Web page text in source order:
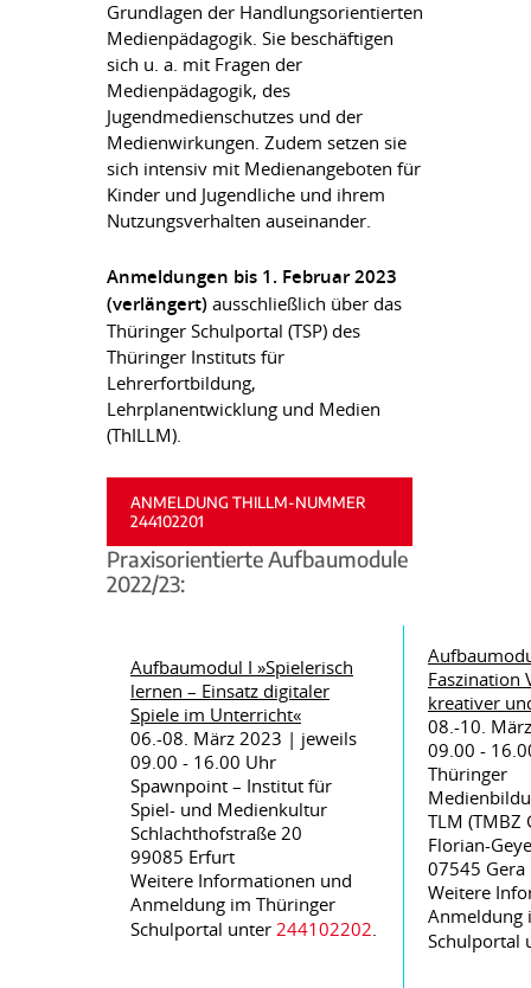
Grundlagen der Handlungsorientierten
Medienpädagogik. Sie beschäftigen
sich u. a. mit Fragen der
Medienpädagogik, des
Jugendmedienschutzes und der
Medienwirkungen. Zudem setzen sie
sich intensiv mit Medienangeboten für
Kinder und Jugendliche und ihrem
Nutzungsverhalten auseinander.
Anmeldungen bis 1. Februar 2023
(verlängert) ausschließlich über das
Thüringer Schulportal (TSP) des
Thüringer Instituts für
Lehrerfortbildung,
Lehrplanentwicklung und Medien
(ThILLM).
ANMELDUNG THILLM-NUMMER
244102201
Praxisorientierte Aufbaumodule
2022/23:
Aufbaumodul I »Spielerisch
lernen – Einsatz digitaler
Spiele im Unterricht«
06.-08. März 2023 | jeweils
09.00 - 16.00 Uhr
Spawnpoint – Institut für
Spiel- und Medienkultur
Schlachthofstraße 20
99085 Erfurt
Weitere Informationen und
Anmeldung im Thüringer
Schulportal unter 244102202.
Faszination
kreativer
08.-10.
09.00 -
Thüringer
TLM (TMBZ
Florian-
07545 Gera
Weitere
Anmeldung
Schulportal